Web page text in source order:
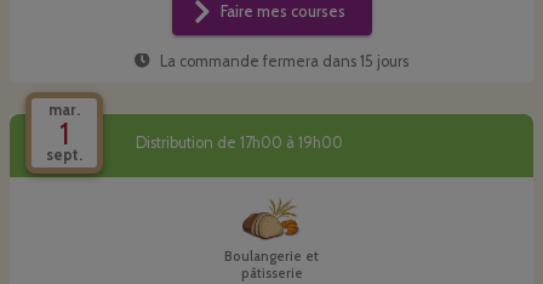
Faire mes courses
La commande fermera dans 15 jours
mar.
1
sept.
Distribution de 17h00 à 19h00
Boulangerie et
pâtisserie